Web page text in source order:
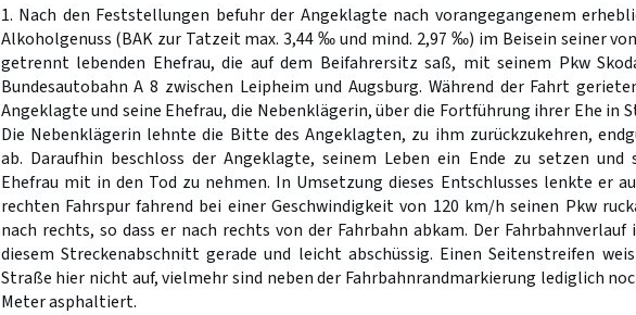
1. Nach den Feststellungen befuhr der Angeklagte nach vorangegangenem
Alkoholgenuss (BAK zur Tatzeit max. 3,44 ‰ und mind. 2,97 ‰) im Beisein seiner
getrennt lebenden Ehefrau, die auf dem Beifahrersitz saß, mit seinem Pkw
Bundesautobahn A 8 zwischen Leipheim und Augsburg. Während der Fahrt
Angeklagte und seine Ehefrau, die Nebenklägerin, über die Fortführung ihrer Ehe in
Die Nebenklägerin lehnte die Bitte des Angeklagten, zu ihm zurückzukehren,
ab. Daraufhin beschloss der Angeklagte, seinem Leben ein Ende zu setzen und
Ehefrau mit in den Tod zu nehmen. In Umsetzung dieses Entschlusses lenkte er
rechten Fahrspur fahrend bei einer Geschwindigkeit von 120 km/h seinen Pkw
nach rechts, so dass er nach rechts von der Fahrbahn abkam. Der Fahrbahnverlauf
diesem Streckenabschnitt gerade und leicht abschüssig. Einen Seitenstreifen
Straße hier nicht auf, vielmehr sind neben der Fahrbahnrandmarkierung lediglich
Meter asphaltiert.